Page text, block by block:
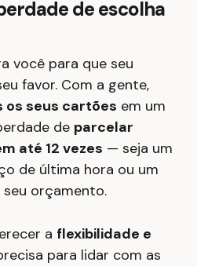
de escolha
você para que seu
favor. Com a gente,
os seus cartões em um
de parcelar
até 12 vezes — seja um
de última hora ou um
orçamento.
a flexibilidade e
para lidar com as